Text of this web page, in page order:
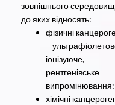
зовнішнього
до яких відносять:
фізичні
–
іонізуюче,
рентгенівське
випромінювання;
хімічні